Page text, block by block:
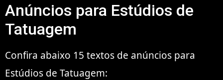
Anúncios para Estúdios de
Tatuagem
Confira abaixo 15 textos de anúncios para
Estúdios de Tatuagem: